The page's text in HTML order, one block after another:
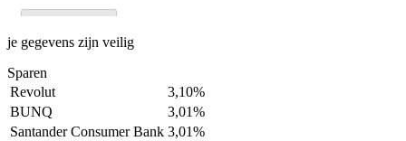
je gegevens zijn veilig
Sparen
Revolut
3,10%
BUNQ
3,01%
Santander Consumer Bank 3,01%